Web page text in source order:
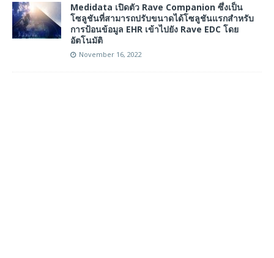
Medidata เปิดตัว Rave Companion ซึ่งเป็น
โซลูชันที่สามารถปรับขนาดได้โซลูชันแรกสำหรับ
การป้อนข้อมูล EHR เข้าไปยัง Rave EDC โดย
อัตโนมัติ
November 16, 2022